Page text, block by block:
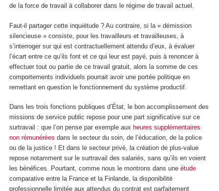
de la force de travail à collaborer dans le régime de travail actuel.
Faut-il partager cette inquiétude ? Au contraire, si la « démission
silencieuse » consiste, pour les travailleurs et travailleuses, à
s’interroger sur qui est contractuellement attendu d’eux, à évaluer
l’écart entre ce qu’ils font et ce qui leur est payé, puis à renoncer à
effectuer tout ou partie de ce travail gratuit, alors la somme de ces
comportements individuels pourrait avoir une portée politique en
remettant en question le fonctionnement du système productif.
Dans les trois fonctions publiques d’État, le bon accomplissement des
missions de service public repose pour une part significative sur ce
surtravail : que l’on pense par exemple aux heures supplémentaires
non rémunérées dans le secteur du soin, de l’éducation, de la police
ou de la justice ! Et dans le secteur privé, la création de plus-value
repose notamment sur le surtravail des salariés, sans qu’ils en voient
les bénéfices. Pourtant, comme nous le montrons dans une étude
comparative entre la France et la Finlande, la disponibilité
professionnelle limitée aux attendus du contrat est parfaitement